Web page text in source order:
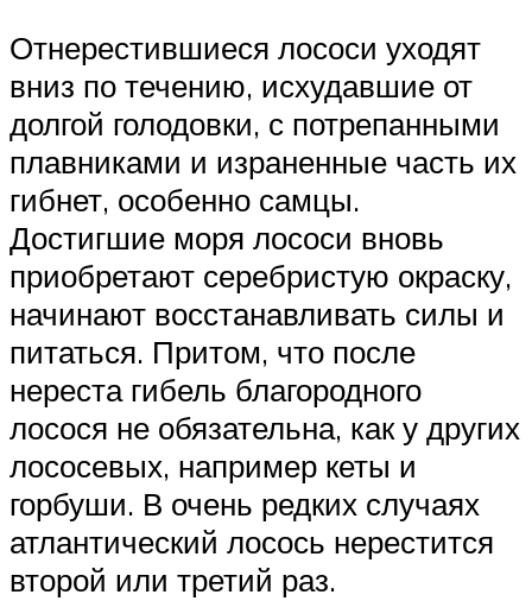
Отнерестившиеся лососи уходят
вниз по течению, исхудавшие от
долгой голодовки, с потрепанными
плавниками и израненные часть их
гибнет, особенно самцы.
Достигшие моря лососи вновь
приобретают серебристую окраску,
начинают восстанавливать силы и
питаться. Притом, что после
нереста гибель благородного
лосося не обязательна, как у других
лососевых, например кеты и
горбуши. В очень редких случаях
атлантический лосось нерестится
второй или третий раз.